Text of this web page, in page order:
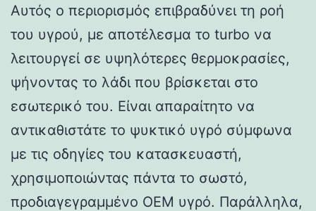
Αυτός ο περιορισμός επιβραδύνει τη ροή
του υγρού, με αποτέλεσμα το turbo να
λειτουργεί σε υψηλότερες θερμοκρασίες,
ψήνοντας το λάδι που βρίσκεται στο
εσωτερικό του. Είναι απαραίτητο να
αντικαθιστάτε το ψυκτικό υγρό σύμφωνα
με τις οδηγίες του κατασκευαστή,
χρησιμοποιώντας πάντα το σωστό,
προδιαγεγραμμένο OEM υγρό. Παράλληλα,